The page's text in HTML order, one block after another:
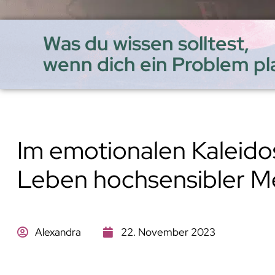
Was du wissen solltest,
wenn dich ein Problem
Im emotionalen
Leben hochsensibler
Alexandra 22. November 2023